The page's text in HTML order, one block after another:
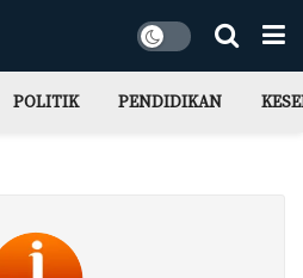
POLITIK PENDIDIKAN